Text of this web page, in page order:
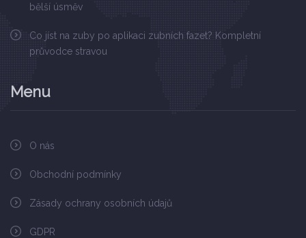
bělší úsměv
Co jíst na zuby po aplikaci zubních fazet? Kompletní
průvodce stravou
Menu
O nás
Obchodní podmínky
Zásady ochrany osobních údajů
GDPR